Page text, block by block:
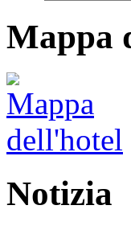
Mappa
Notizia